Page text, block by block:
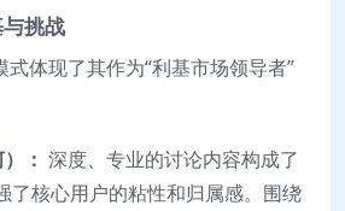
挑战
体现了其作为“利基市场领导者”
： 深度、专业的讨论内容构成了
了核心用户的粘性和归属感。围绕